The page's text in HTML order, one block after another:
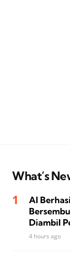
What’s
AI
Diambil
4 hours ago